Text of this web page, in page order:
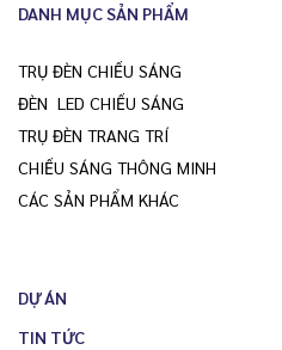
DANH MỤC SẢN PHẨM
TRỤ ĐÈN CHIẾU SÁNG
ĐÈN LED CHIẾU SÁNG
TRỤ ĐÈN TRANG TRÍ
CHIẾU SÁNG THÔNG MINH
CÁC SẢN PHẨM KHÁC
DỰ ÁN
TIN TỨC